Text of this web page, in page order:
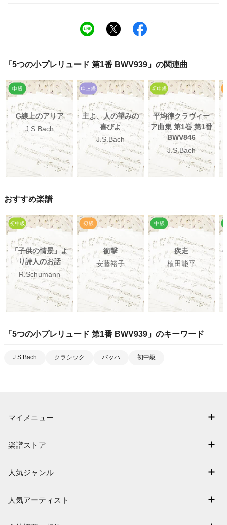
「 5つの小プレリュード 第1番 BWV939 」の関連曲
G線上のアリア
J.S.Bach
主よ、人の望みの
喜びよ
J.S.Bach
平均律クラヴィー
ア曲集 第1巻 第1番
BWV846
J.S.Bach
おすすめ楽譜
「子供の情景」よ
り詩人のお話
R.Schumann
衝撃
安藤裕子
疾走
植田能平
「 5つの小プレリュード 第1番 BWV939 」のキーワード
J.S.Bach クラシック バッハ 初中級
マイメニュー
退会はこちら
楽譜ストア
難易度別に探す
人気ジャンル
人気アーティスト